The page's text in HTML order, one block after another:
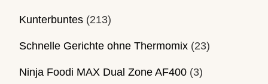
Kunterbuntes (213)
Schnelle Gerichte ohne Thermomix (23)
Ninja Foodi MAX Dual Zone AF400 (3)